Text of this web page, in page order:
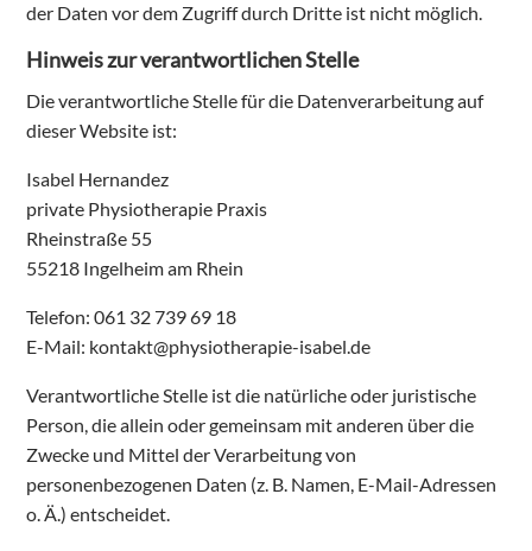
der Daten vor dem Zugriff durch Dritte ist nicht möglich.
Hinweis zur verantwortlichen Stelle
Die verantwortliche Stelle für die Datenverarbeitung auf
dieser Website ist:
Isabel Hernandez
private Physiotherapie Praxis
Rheinstraße 55
55218 Ingelheim am Rhein
Telefon: 061 32 739 69 18
E-Mail: kontakt@physiotherapie-isabel.de
Verantwortliche Stelle ist die natürliche oder juristische
Person, die allein oder gemeinsam mit anderen über die
Zwecke und Mittel der Verarbeitung von
personenbezogenen Daten (z. B. Namen, E-Mail-Adressen
o. Ä.) entscheidet.